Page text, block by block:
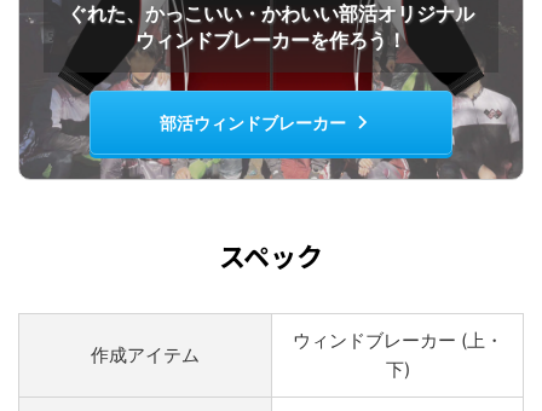
ぐれた、かっこいい・かわいい部活オリジナル
ウィンドブレーカーを作ろう！
部活ウィンドブレーカー
スペック
作成アイテム
ウィンドブレーカー (上・
下)